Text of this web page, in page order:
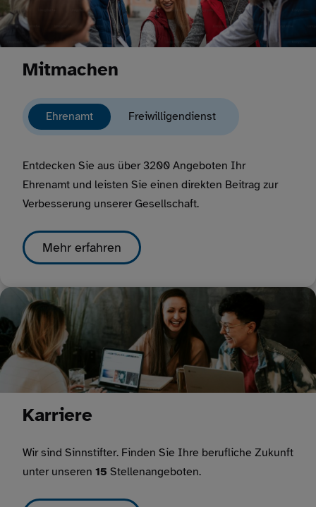
Mitmachen
Ehrenamt Freiwilligendienst
Entdecken Sie aus über 3200 Angeboten Ihr
Ehrenamt und leisten Sie einen direkten Beitrag zur
Verbesserung unserer Gesellschaft.
Mehr erfahren
Karriere
Wir sind Sinnstifter. Finden Sie Ihre berufliche Zukunft
unter unseren 15 Stellenangeboten.